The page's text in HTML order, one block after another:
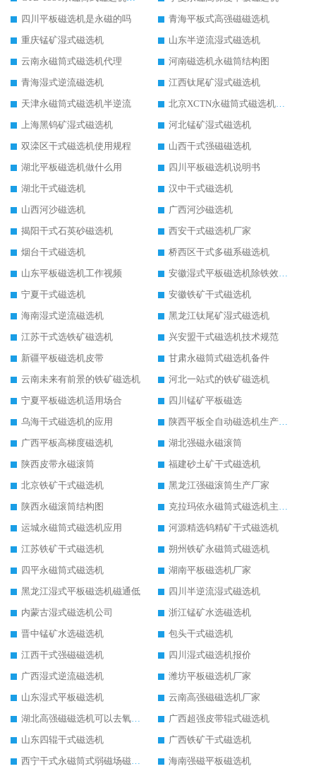
四川平板磁选机是永磁的吗
青海平板式高强磁磁选机
重庆锰矿湿式磁选机
山东半逆流湿式磁选机
云南永磁筒式磁选机代理
河南磁选机永磁筒结构图
青海湿式逆流磁选机
江西钛尾矿湿式磁选机
天津永磁筒式磁选机半逆流
北京XCTN永磁筒式磁选机磁块位置
上海黑钨矿湿式磁选机
河北锰矿湿式磁选机
双滦区干式磁选机使用规程
山西干式强磁磁选机
湖北平板磁选机做什么用
四川平板磁选机说明书
湖北干式磁选机
汉中干式磁选机
山西河沙磁选机
广西河沙磁选机
揭阳干式石英砂磁选机
西安干式磁选机厂家
烟台干式磁选机
桥西区干式多磁系磁选机
山东平板磁选机工作视频
安徽湿式平板磁选机除铁效果怎么样
宁夏干式磁选机
安徽铁矿干式磁选机
海南湿式逆流磁选机
黑龙江钛尾矿湿式磁选机
江苏干式选铁矿磁选机
兴安盟干式磁选机技术规范
新疆平板磁选机皮带
甘肃永磁筒式磁选机备件
云南未来有前景的铁矿磁选机
河北一站式的铁矿磁选机
宁夏平板磁选机适用场合
四川锰矿平板磁选
乌海干式磁选机的应用
陕西平板全自动磁选机生产厂家
广西平板高梯度磁选机
湖北强磁永磁滚筒
陕西皮带永磁滚筒
福建砂土矿干式磁选机
北京铁矿干式磁选机
黑龙江强磁滚筒生产厂家
陕西永磁滚筒结构图
克拉玛依永磁筒式磁选机主要技术参数
运城永磁筒式磁选机应用
河源精选钨精矿干式磁选机
江苏铁矿干式磁选机
朔州铁矿永磁筒式磁选机
四平永磁筒式磁选机
湖南平板磁选机厂家
黑龙江湿式平板磁选机磁通低
四川半逆流湿式磁选机
内蒙古湿式磁选机公司
浙江锰矿水选磁选机
晋中锰矿水选磁选机
包头干式磁选机
江西干式强磁磁选机
四川湿式磁选机报价
广西湿式逆流磁选机
潍坊平板磁选机厂家
山东湿式平板磁选机
云南高强磁磁选机厂家
湖北高强磁磁选机可以去氧化铝
广西超强皮带辊式磁选机
山东四辊干式磁选机
广西铁矿干式磁选机
西宁干式永磁筒式弱磁场磁选机结构图
海南强磁平板磁选机